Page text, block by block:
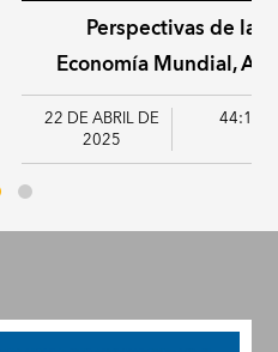
Perspectivas de la
Economía Mundial,
de 2025
22 DE ABRIL DE
2025
44:14